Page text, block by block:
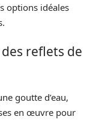
options idéales
reflets de
goutte d’eau,
en œuvre pour